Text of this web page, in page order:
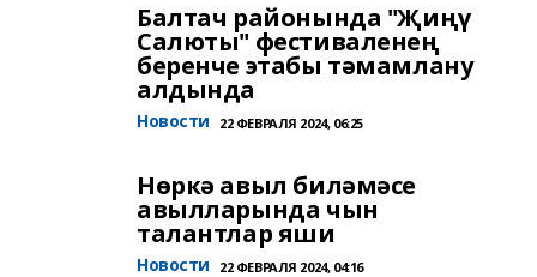
Балтач районында "Җиңү
Салюты" фестиваленең
беренче этабы тәмамлану
алдында
Новости 22 ФЕВРАЛЯ 2024, 06:25
Нөркә авыл биләмәсе
авылларында чын
талантлар яши
Новости 22 ФЕВРАЛЯ 2024, 04:16